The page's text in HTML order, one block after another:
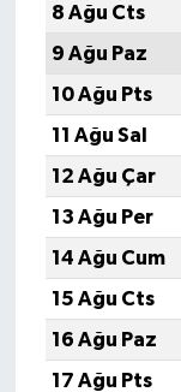
8 Ağu Cts
9 Ağu Paz
10 Ağu Pts
11 Ağu Sal
12 Ağu Çar
13 Ağu Per
14 Ağu Cum
15 Ağu Cts
16 Ağu Paz
17 Ağu Pts